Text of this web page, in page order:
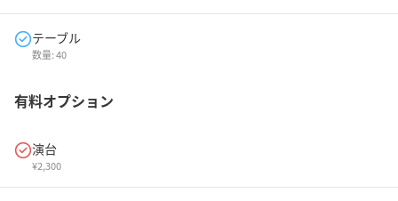
テーブル
数量:40
有料オプション
演台
¥2,300